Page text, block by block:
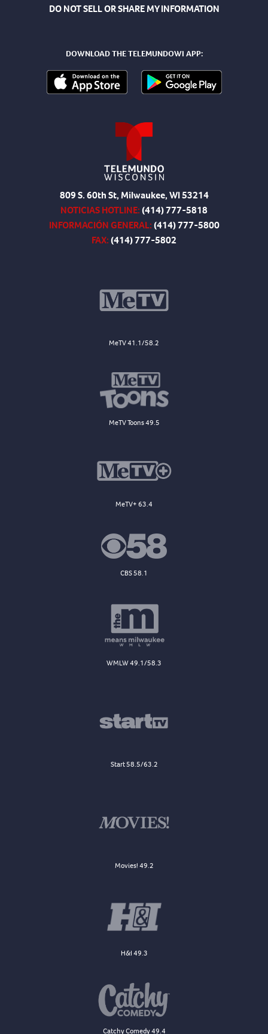
DO NOT SELL OR SHARE MY INFORMATION
DOWNLOAD THE TELEMUNDOWI APP:
809 S. 60th St, Milwaukee, WI 53214
NOTICIAS HOTLINE:(414) 777-5818
INFORMACIÓN GENERAL:(414) 777-5800
FAX:(414) 777-5802
MeTV 41.1/58.2
MeTV Toons 49.5
MeTV+ 63.4
CBS 58.1
WMLW 49.1/58.3
Start 58.5/63.2
Movies! 49.2
H&I 49.3
Catchy Comedy 49.4